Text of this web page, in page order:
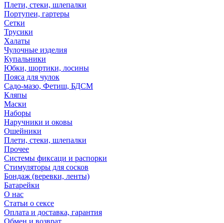
Плети, стеки, шлепалки
Портупеи, гартеры
Сетки
Трусики
Халаты
Чулочные изделия
Купальники
Юбки, шортики, лосины
Пояса для чулок
Садо-мазо, Фетиш, БДСМ
Кляпы
Маски
Наборы
Наручники и оковы
Ошейники
Плети, стеки, шлепалки
Прочее
Системы фиксаци и распорки
Стимуляторы для сосков
Бондаж (веревки, ленты)
Батарейки
О нас
Статьи о сексе
Оплата и доставка, гарантия
Обмен и возврат